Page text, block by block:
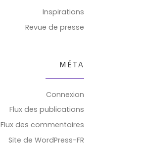
Inspirations
Revue de presse
MÉTA
Connexion
Flux des publications
Flux des commentaires
Site de WordPress-FR